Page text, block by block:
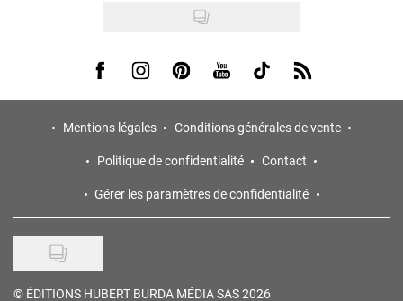
Visit us on Facebook
Visit us on Instagram
Visit us on Pinterest
Visit us on Youtube
Visit us on Tiktok
Visit us on Rss
Mentions légales
Conditions générales de vente
Politique de confidentialité
Contact
Gérer les paramètres de confidentialité
© ÉDITIONS HUBERT BURDA MÉDIA SAS 2026